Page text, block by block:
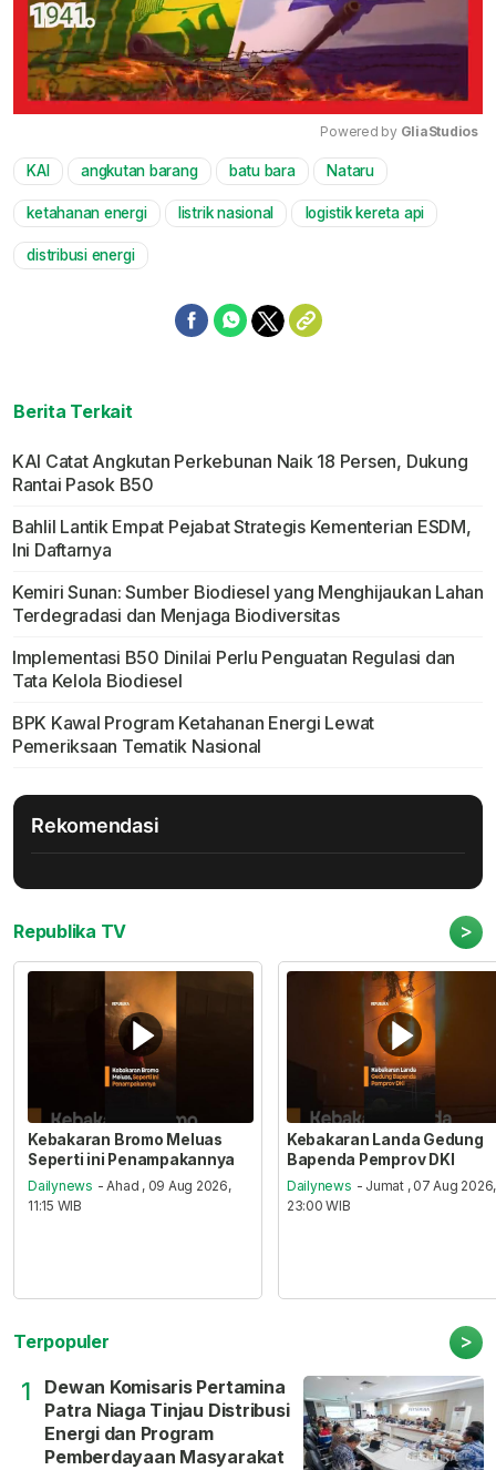
Powered by GliaStudios
KAI angkutan barang batu bara Nataru
ketahanan energi listrik nasional logistik kereta api
distribusi energi
Berita Terkait
KAI Catat Angkutan Perkebunan Naik 18 Persen, Dukung
Rantai Pasok B50
Bahlil Lantik Empat Pejabat Strategis Kementerian ESDM,
Ini Daftarnya
Kemiri Sunan: Sumber Biodiesel yang Menghijaukan Lahan
Terdegradasi dan Menjaga Biodiversitas
Implementasi B50 Dinilai Perlu Penguatan Regulasi dan
Tata Kelola Biodiesel
BPK Kawal Program Ketahanan Energi Lewat
Pemeriksaan Tematik Nasional
Rekomendasi
Republika TV >
Kebakaran Bromo Meluas
Seperti ini Penampakannya
Dailynews - Ahad , 09 Aug 2026,
11:15 WIB
Kebakaran Landa Gedung
Bapenda Pemprov DKI
Dailynews - Jumat , 07 Aug 2026,
23:00 WIB
Terpopuler >
1
Dewan Komisaris Pertamina
Patra Niaga Tinjau Distribusi
Energi dan Program
Pemberdayaan Masyarakat